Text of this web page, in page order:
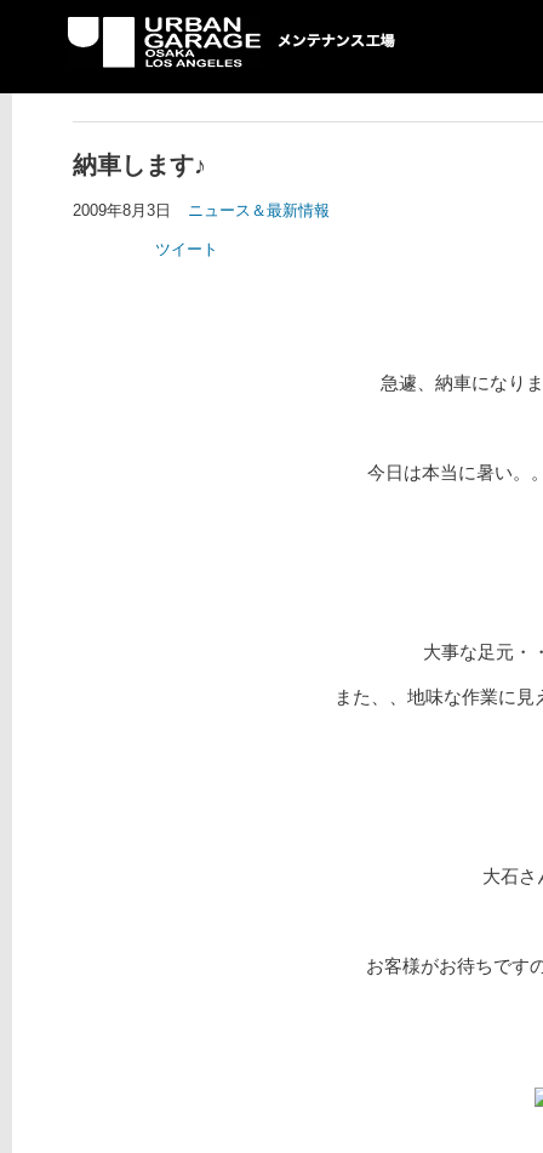
UG メンテナンス工場
納車します♪
2009年8月3日 ニュース＆最新情報
ツイート
急遽、納車になり
今日は本当に暑い。
大事な足元・
また、、地味な作業に
大石
お客様がお待ちです